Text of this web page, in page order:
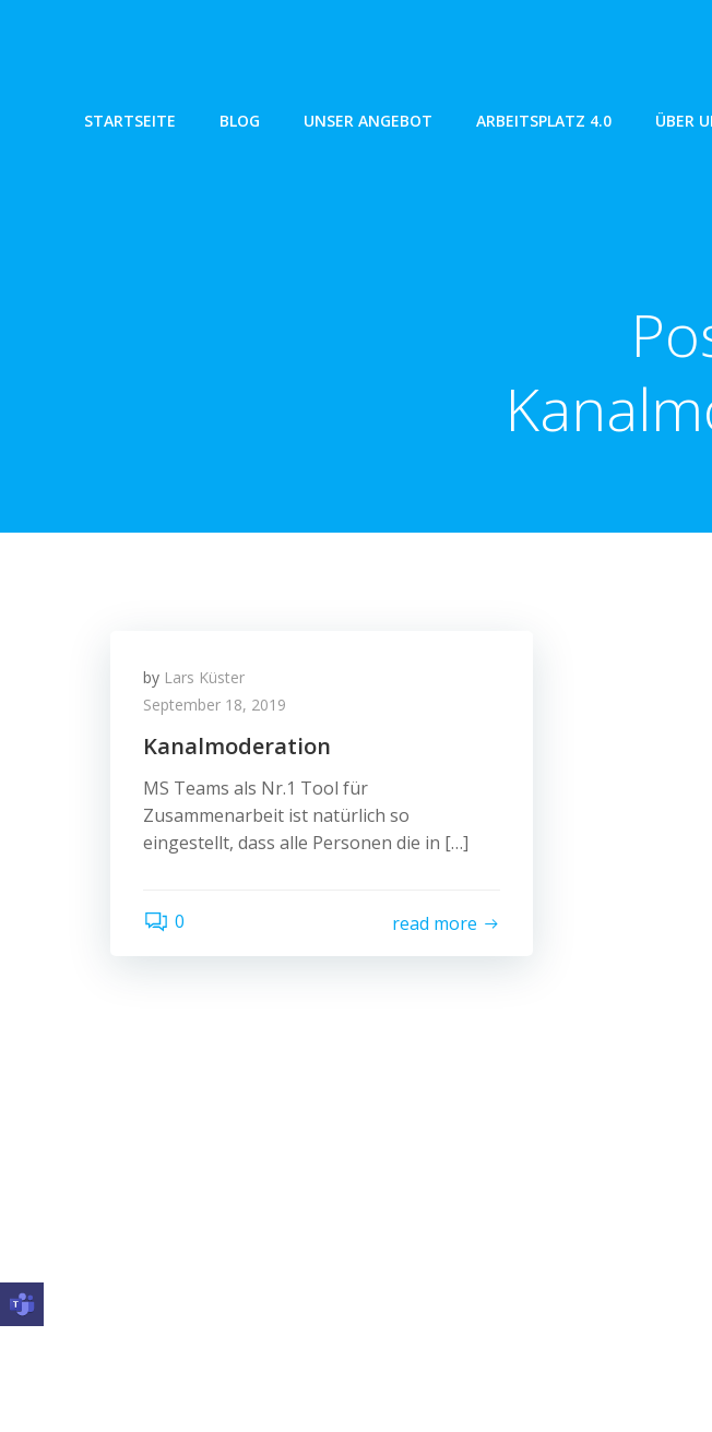
STARTSEITE BLOG UNSER ANGEBOT ARBEITSPLATZ 4.0 ÜBER
by Lars Küster
September 18, 2019
Kanalmoderation
MS Teams als Nr.1 Tool für
Zusammenarbeit ist natürlich so
eingestellt, dass alle Personen die in […]
0 read more